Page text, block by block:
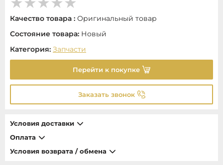
Качество товара : Оригинальный товар
Состояние товара: Новый
Категория: Запчасти
Перейти к покупке
Заказать звонок
Условия доставки
Оплата
Условия возврата / обмена